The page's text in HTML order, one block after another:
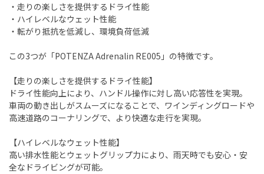
・走りの楽しさを提供するドライ性能
・ハイレベルなウェット性能
・転がり抵抗を低減し、環境負荷低減
この3つが「POTENZA Adrenalin RE005」の特徴です。
【走りの楽しさを提供するドライ性能】
ドライ性能向上により、ハンドル操作に対し高い応答性を実現。
車両の動き出しがスムーズになることで、ワインディングロードや
高速道路のコーナリングで、より快適な走行を実現。
【ハイレベルなウェット性能】
高い排水性能とウェットグリップ力により、雨天時でも安心・安
全なドライビングが可能。